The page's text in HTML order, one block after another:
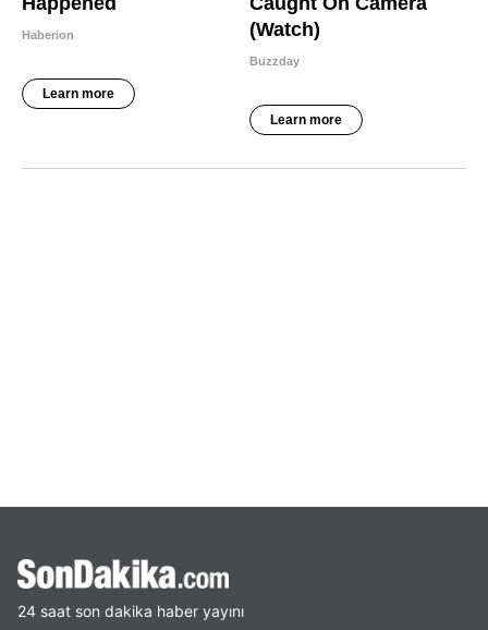
24 saat son dakika haber yayını